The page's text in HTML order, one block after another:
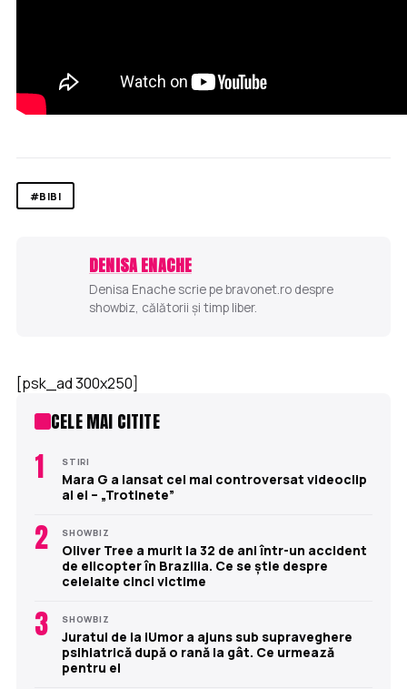
#BIBI
DENISA ENACHE
Denisa Enache scrie pe bravonet.ro despre
showbiz, călătorii și timp liber.
[psk_ad 300x250]
CELE MAI CITITE
1 STIRI
Mara G a lansat cel mai controversat videoclip
al ei – „Trotinete”
2 SHOWBIZ
Oliver Tree a murit la 32 de ani într-un accident
de elicopter în Brazilia. Ce se știe despre
celelalte cinci victime
3 SHOWBIZ
Juratul de la iUmor a ajuns sub supraveghere
psihiatrică după o rană la gât. Ce urmează
pentru el